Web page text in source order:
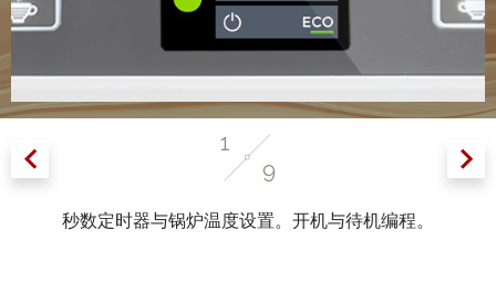
1
9
秒数定时器与锅炉温度设置。开机与待机编程。